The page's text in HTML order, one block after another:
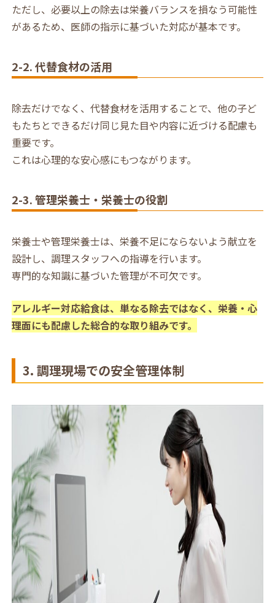
ただし、必要以上の除去は栄養バランスを損なう可能性
があるため、医師の指示に基づいた対応が基本です。
2-2. 代替食材の活用
除去だけでなく、代替食材を活用することで、他の子ど
もたちとできるだけ同じ見た目や内容に近づける配慮も
重要です。
これは心理的な安心感にもつながります。
2-3. 管理栄養士・栄養士の役割
栄養士や管理栄養士は、栄養不足にならないよう献立を
設計し、調理スタッフへの指導を行います。
専門的な知識に基づいた管理が不可欠です。
アレルギー対応給食は、単なる除去ではなく、栄養・心
理面にも配慮した総合的な取り組みです。
3. 調理現場での安全管理体制